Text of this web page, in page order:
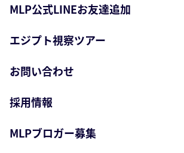
MLP公式LINEお友達追加
エジプト視察ツアー
お問い合わせ
採用情報
MLPブロガー募集